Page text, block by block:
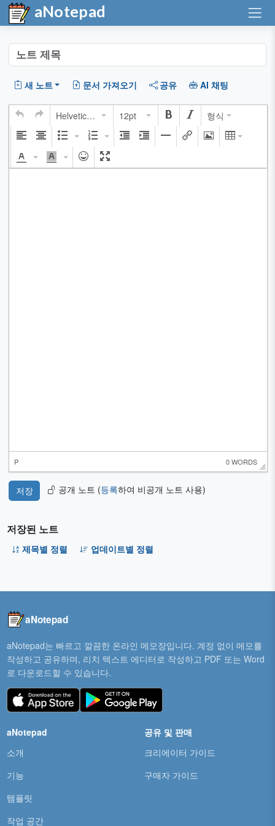
aNotepad
새 노트 문서 가져오기 공유 AI 채팅
Helvetica Neue 12pt 형식
P 0 WORDS
공개 노트 (등록하여 비공개 노트 사용)
저장된 노트
제목별 정렬 업데이트별 정렬
aNotepad
aNotepad는 빠르고 깔끔한 온라인 메모장입니다. 계정 없이 메모를
작성하고 공유하며, 리치 텍스트 에디터로 작성하고 PDF 또는 Word
로 다운로드할 수 있습니다.
aNotepad
소개
기능
템플릿
작업 공간
공유 및 판매
크리에이터 가이드
구매자 가이드